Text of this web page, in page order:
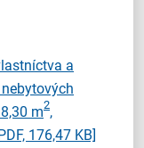
a
m2,
176,47 KB]